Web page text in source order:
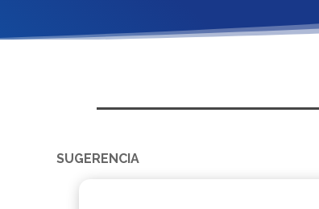
SUGERENCIA